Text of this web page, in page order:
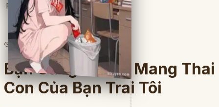
Full
lượt đọc· 6chương
Bạn Cùng Phòng Mang Thai
Con Của Bạn Trai Tôi